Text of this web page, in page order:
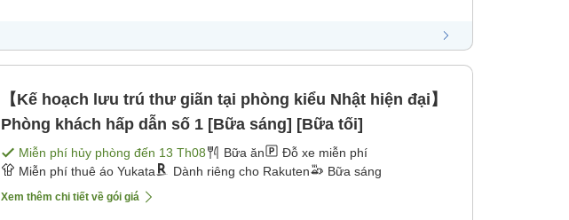
【Kế hoạch lưu trú thư giãn tại phòng kiểu Nhật hiện đại】
Phòng khách hấp dẫn số 1 [Bữa sáng] [Bữa tối]
Miễn phí hủy phòng đến 13 Th08 Bữa ăn
Đỗ xe miễn phí
Miễn phí thuê áo Yukata
Dành riêng cho Rakuten Bữa sáng
Xem thêm chi tiết về gói giá